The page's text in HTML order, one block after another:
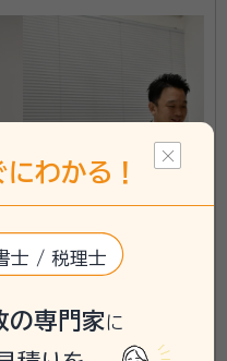
能
ン 港南中央駅 徒歩2分
中央通8番41号
談を承ります/
わかる！
士 / 税理士
の専門家に